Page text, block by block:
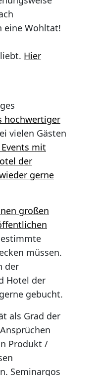
eine Wohltat!
Hier
hochwertiger
vielen Gästen
mit
der
gerne
großen
müssen.
der
Hotel der
gebucht.
als Grad der
Produkt /
Seminargos